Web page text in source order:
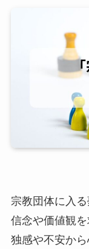
宗教団体に入
信念や価値観
独感や不安か